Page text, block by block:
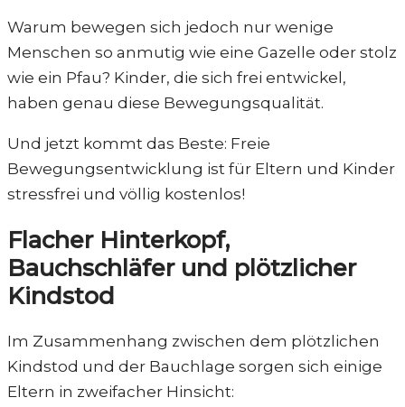
Warum bewegen sich jedoch nur wenige
Menschen so anmutig wie eine Gazelle oder stolz
wie ein Pfau? Kinder, die sich frei entwickel,
haben genau diese Bewegungsqualität.
Und jetzt kommt das Beste: Freie
Bewegungsentwicklung ist für Eltern und Kinder
stressfrei und völlig kostenlos!
Flacher Hinterkopf,
Bauchschläfer und plötzlicher
Kindstod
Im Zusammenhang zwischen dem plötzlichen
Kindstod und der Bauchlage sorgen sich einige
Eltern in zweifacher Hinsicht: